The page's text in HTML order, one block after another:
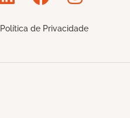
Política de Privacidade